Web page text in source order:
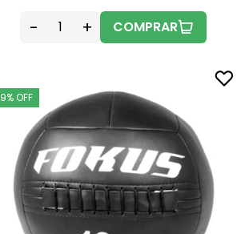
- + COMPRAR
9% OFF